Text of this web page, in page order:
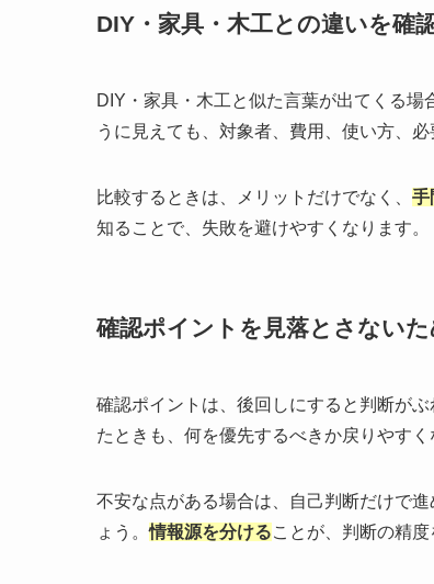
DIY・家具・木工との違いを確
DIY・家具・木工と似た言葉が出てくる
うに見えても、対象者、費用、使い方、
比較するときは、メリットだけでなく、 手
知ることで、失敗を避けやすくなります。
確認ポイントを見落とさない
確認ポイントは、後回しにすると判断が
たときも、何を優先するべきか戻りやすく
不安な点がある場合は、自己判断だけで
ょう。情報源を分けることが、判断の精度